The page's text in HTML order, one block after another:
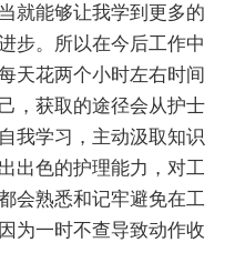
就能够让我学到更多的
步。所以在今后工作中
天花两个小时左右时间
，获取的途径会从护士
我学习，主动汲取知识
出色的护理能力，对工
会熟悉和记牢避免在工
为一时不查导致动作收